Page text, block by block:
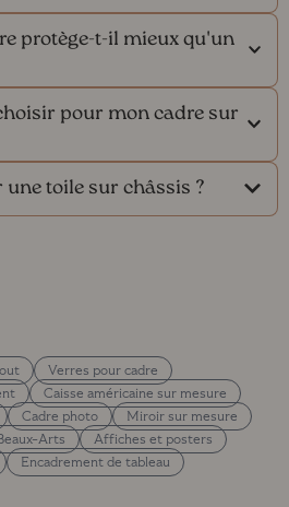
protège-t-il mieux qu'un
pour mon cadre sur
toile sur châssis ?
Verres pour cadre
Caisse américaine sur mesure
Cadre photo
Miroir sur mesure
Arts
Affiches et posters
Encadrement de tableau